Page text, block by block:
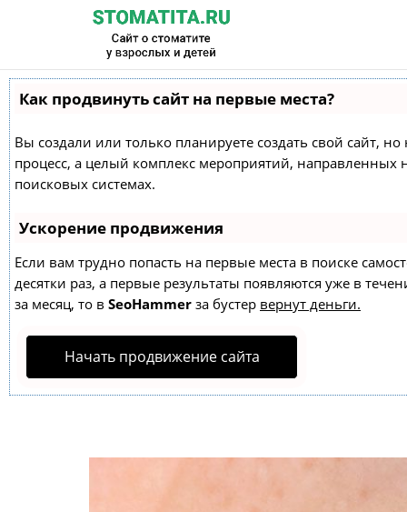
Как продвинуть сайт на первые места?
Вы создали или только планируете создать свой сайт,
процесс, а целый комплекс мероприятий,
поисковых системах.
Ускорение продвижения
Если вам трудно попасть на первые места в поиске
десятки раз, а первые результаты появляются уже в
за месяц, то в SeoHammer за бустер вернут деньги.
Начать продвижение сайта